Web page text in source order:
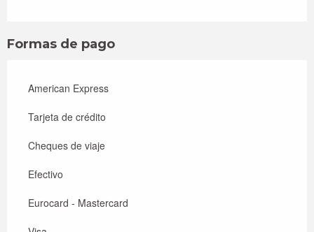
Formas de pago
American Express
Tarjeta de crédito
Cheques de viaje
Efectivo
Eurocard - Mastercard